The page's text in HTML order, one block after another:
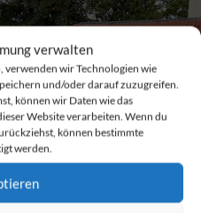
verwalten
verwenden wir Technologien wie
und/oder darauf zuzugreifen.
können wir Daten wie das
Website verarbeiten. Wenn du
können bestimmte
werden.